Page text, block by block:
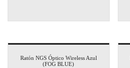
Ratón NGS Óptico Wireless Azul
(FOG BLUE)